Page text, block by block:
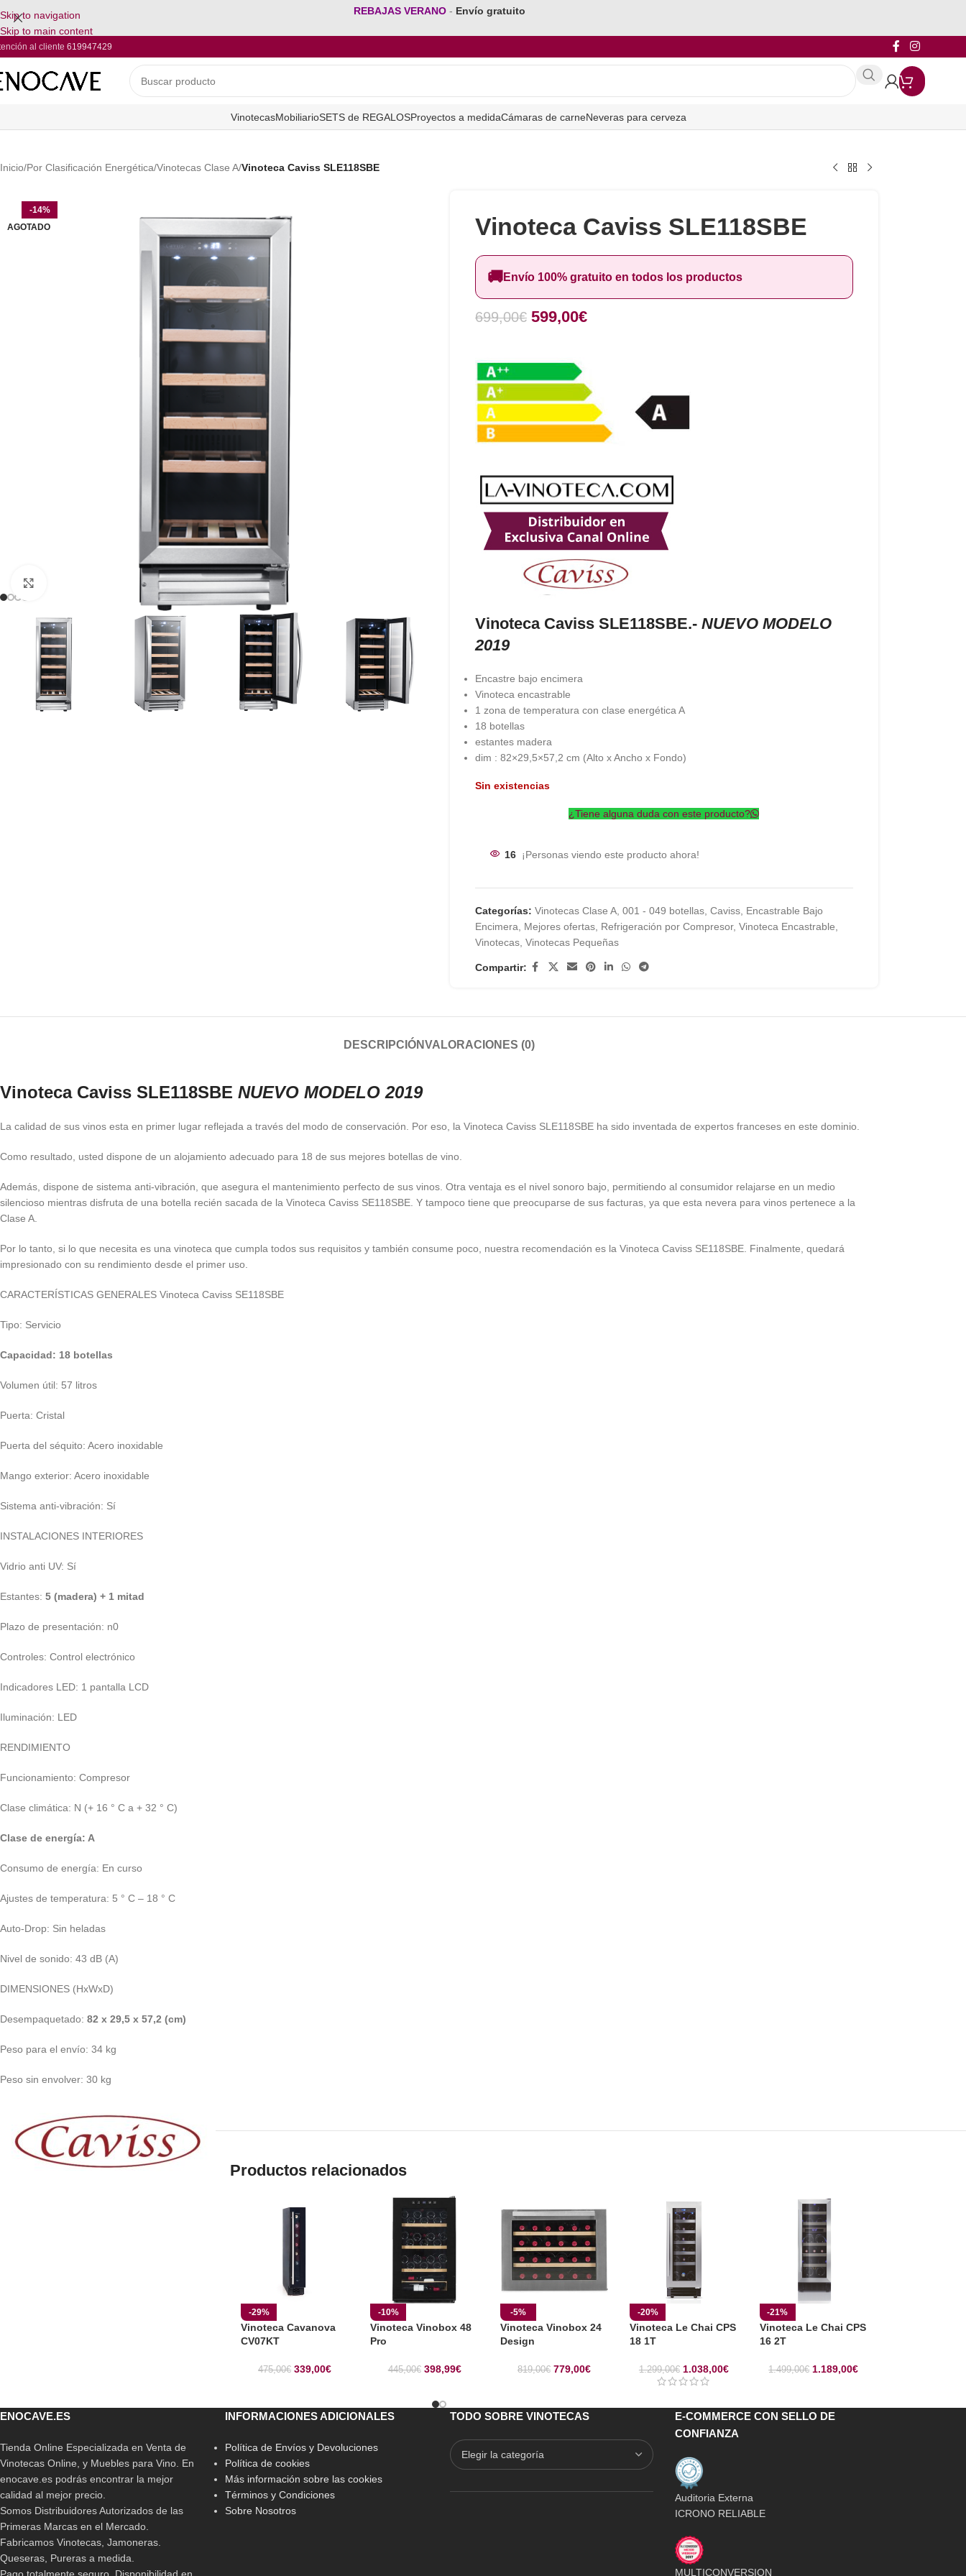
Skip to navigation
Skip to main content
REBAJAS VERANO - Envío gratuito
al cliente 619947429
VinotecasMobiliarioSETS de REGALOSProyectos a medidaCámaras de carneNeveras para cerveza
Inicio/Por Clasificación Energética/Vinotecas Clase A/Vinoteca Caviss SLE118SBE
-14%
AGOTADO
Vinoteca Caviss SLE118SBE
🚚Envío 100% gratuito en todos los productos
699,00€ 599,00€
Vinoteca Caviss SLE118SBE.- NUEVO MODELO
2019
Encastre bajo encimera
Vinoteca encastrable
1 zona de temperatura con clase energética A
18 botellas
estantes madera
dim : 82×29,5×57,2 cm (Alto x Ancho x Fondo)
Sin existencias
¿Tiene alguna duda con este producto?
16 ¡Personas viendo este producto ahora!
Categorías: Vinotecas Clase A, 001 - 049 botellas, Caviss, Encastrable Bajo
Encimera
Mejores ofertas, Refrigeración por Compresor, Vinoteca Encastrable
Vinotecas, Vinotecas Pequeñas
Compartir:
DESCRIPCIÓNVALORACIONES (0)
Vinoteca Caviss SLE118SBE NUEVO MODELO 2019
La calidad de sus vinos esta en primer lugar reflejada a través del modo de conservación. Por eso, la Vinoteca Caviss SLE118SBE ha sido inventada de expertos franceses en este dominio.
Como resultado, usted dispone de un alojamiento adecuado para 18 de sus mejores botellas de vino.
Además, dispone de sistema anti-vibración, que asegura el mantenimiento perfecto de sus vinos. Otra ventaja es el nivel sonoro bajo, permitiendo al consumidor relajarse en un medio
silencioso mientras disfruta de una botella recién sacada de la Vinoteca Caviss SE118SBE. Y tampoco tiene que preocuparse de sus facturas, ya que esta nevera para vinos pertenece a la
Clase A.
Por lo tanto, si lo que necesita es una vinoteca que cumpla todos sus requisitos y también consume poco, nuestra recomendación es la Vinoteca Caviss SE118SBE. Finalmente, quedará
impresionado con su rendimiento desde el primer uso.
CARACTERÍSTICAS GENERALES Vinoteca Caviss SE118SBE
Tipo: Servicio
Capacidad: 18 botellas
Volumen útil: 57 litros
Puerta: Cristal
Puerta del séquito: Acero inoxidable
Mango exterior: Acero inoxidable
Sistema anti-vibración: Sí
INSTALACIONES INTERIORES
Vidrio anti UV: Sí
Estantes: 5 (madera) + 1 mitad
Plazo de presentación: n0
Controles: Control electrónico
Indicadores LED: 1 pantalla LCD
Iluminación: LED
RENDIMIENTO
Funcionamiento: Compresor
Clase climática: N (+ 16 ° C a + 32 ° C)
Clase de energía: A
Consumo de energía: En curso
Ajustes de temperatura: 5 ° C – 18 ° C
Auto-Drop: Sin heladas
Nivel de sonido: 43 dB (A)
DIMENSIONES (HxWxD)
Desempaquetado: 82 x 29,5 x 57,2 (cm)
Peso para el envío: 34 kg
Peso sin envolver: 30 kg
Productos relacionados
-29%
Vinoteca Cavanova
CV07KT
475,00€ 339,00€
-10%
Vinoteca Vinobox 48
Pro
445,00€ 398,99€
-5%
Vinoteca Vinobox 24
Design
819,00€ 779,00€
-20%
Vinoteca Le Chai CPS
18 1T
1.299,00€ 1.038,00€
-21%
Vinoteca Le Chai CPS
16 2T
1.499,00€ 1.189,00€
ENOCAVE.ES
Tienda Online Especializada en Venta de
Vinotecas Online, y Muebles para Vino. En
enocave.es podrás encontrar la mejor
calidad al mejor precio.
Somos Distribuidores Autorizados de las
Primeras Marcas en el Mercado.
Fabricamos Vinotecas, Jamoneras.
Queseras, Pureras a medida.
INFORMACIONES ADICIONALES
Política de Envíos y Devoluciones
Política de cookies
Más información sobre las cookies
Términos y Condiciones
Sobre Nosotros
TODO SOBRE VINOTECAS
E-COMMERCE CON SELLO DE
CONFIANZA
Auditoria Externa
ICRONO RELIABLE
MULTICONVERSION